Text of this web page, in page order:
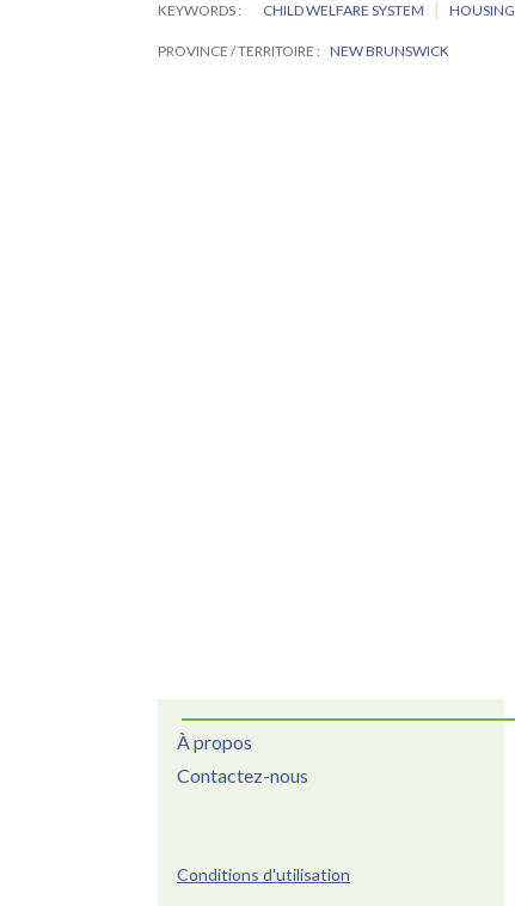
KEYWORDS CHILD WELFARE SYSTEM HOUSING
PROVINCE / TERRITOIRE NEW BRUNSWICK
À propos
Contactez-nous
Conditions d'utilisation